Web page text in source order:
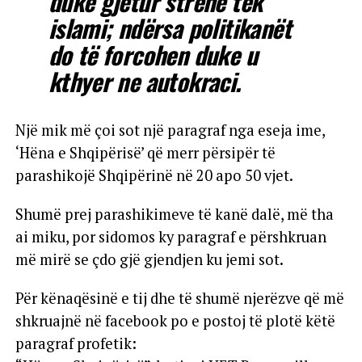
islami; ndërsa politikanët
do të forcohen duke u
kthyer ne autokraci.
Një mik më çoi sot një paragraf nga eseja ime,
‘Hëna e Shqipërisë’ që merr përsipër të
parashikojë Shqipërinë në 20 apo 50 vjet.
Shumë prej parashikimeve të kanë dalë, më tha
ai miku, por sidomos ky paragraf e përshkruan
më mirë se çdo gjë gjendjen ku jemi sot.
Për kënaqësinë e tij dhe të shumë njerëzve që më
shkruajnë në facebook po e postoj të plotë këtë
paragraf profetik: